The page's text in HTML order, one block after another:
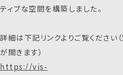
ティブな空間を構築しました。
詳細は下記リンクよりご覧ください
が開きます）
https://vis-